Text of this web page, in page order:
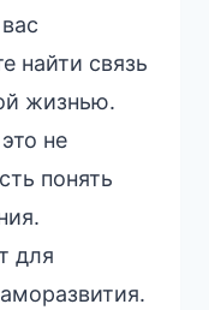
найти связь
жизнью.
не
понять
для